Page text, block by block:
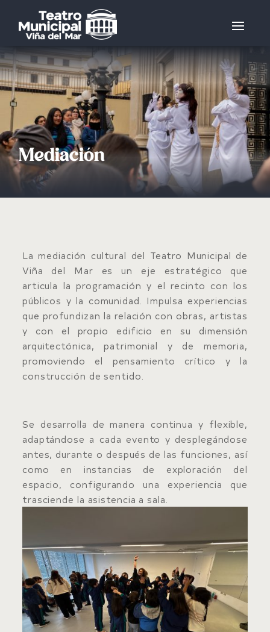
Mediación
La mediación cultural del Teatro Municipal de
Viña del Mar es un eje estratégico que
articula la programación y el recinto con los
públicos y la comunidad. Impulsa experiencias
que profundizan la relación con obras, artistas
y con el propio edificio en su dimensión
arquitectónica, patrimonial y de memoria,
promoviendo el pensamiento crítico y la
construcción de sentido.
Se desarrolla de manera continua y flexible,
adaptándose a cada evento y desplegándose
antes, durante o después de las funciones, así
como en instancias de exploración del
espacio, configurando una experiencia que
trasciende la asistencia a sala.